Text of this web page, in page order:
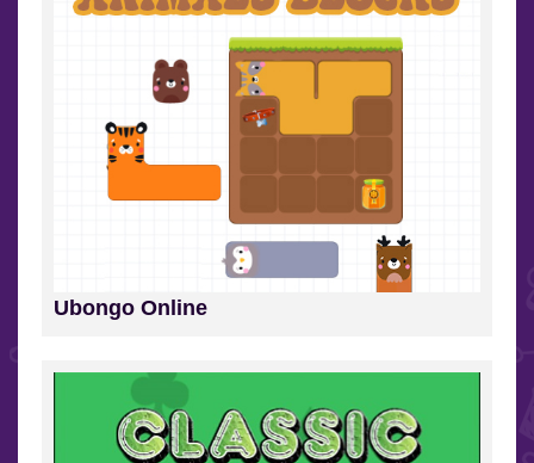
Ubongo Online